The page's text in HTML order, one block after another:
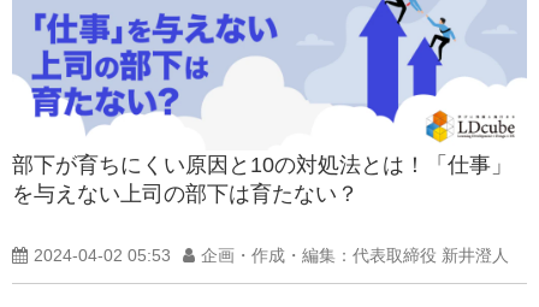
部下が育ちにくい原因と10の対処法とは！「仕事」
を与えない上司の部下は育たない？
2024-04-02 05:53 企画・作成・編集：代表取締役 新井澄人